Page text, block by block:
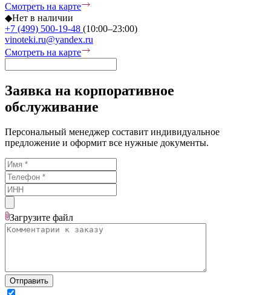
Смотреть на карте
◆Нет в наличии
+7 (499) 500-19-48 (10:00–23:00)
vinoteki.ru@yandex.ru
Смотреть на карте
Заявка на корпоративное
обслуживание
Персональный менеджер составит индивидуальное
предложение и оформит все нужные документы.
Загрузите файл
Отправить